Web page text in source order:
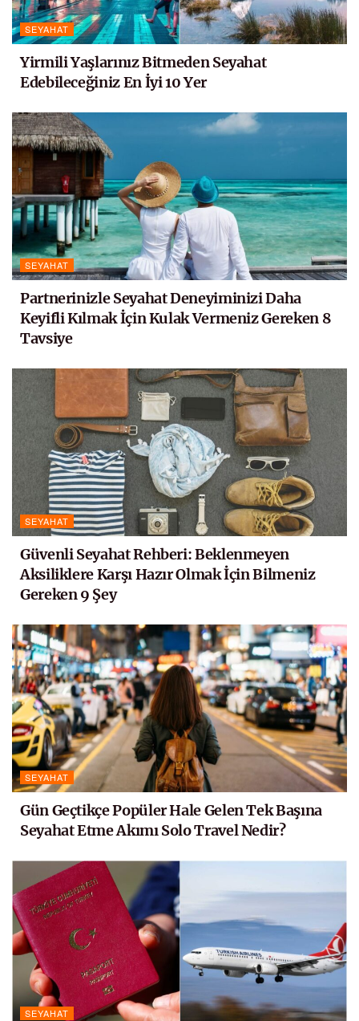
SEYAHAT
Yirmili Yaşlarınız Bitmeden Seyahat
Edebileceğiniz En İyi 10 Yer
SEYAHAT
Partnerinizle Seyahat Deneyiminizi Daha
Keyifli Kılmak İçin Kulak Vermeniz Gereken 8
Tavsiye
SEYAHAT
Güvenli Seyahat Rehberi: Beklenmeyen
Aksiliklere Karşı Hazır Olmak İçin Bilmeniz
Gereken 9 Şey
SEYAHAT
Gün Geçtikçe Popüler Hale Gelen Tek Başına
Seyahat Etme Akımı Solo Travel Nedir?
SEYAHAT